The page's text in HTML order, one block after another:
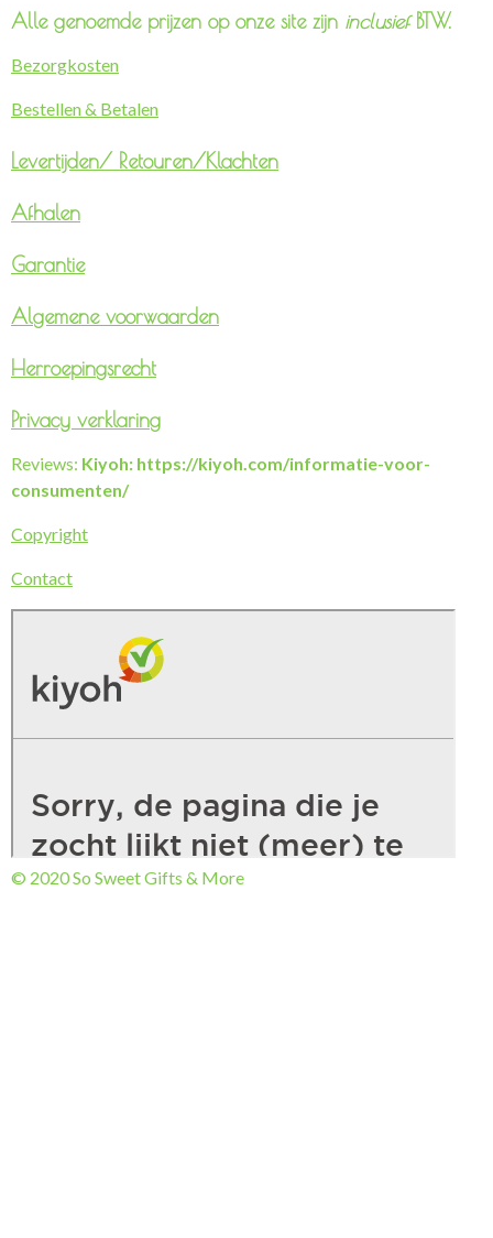
Alle genoemde prijzen op onze site zijn inclusiefBTW.
Bezorgkosten
Bestellen & Betalen
Levertijden/ Retouren/Klachten
Afhalen
Garantie
Algemene voorwaarden
Herroepingsrecht
Privacy verklaring
Reviews: Kiyoh: https://kiyoh.com/informatie-voor-
consumenten/
Copyright
Contact
© 2020 So Sweet Gifts & More